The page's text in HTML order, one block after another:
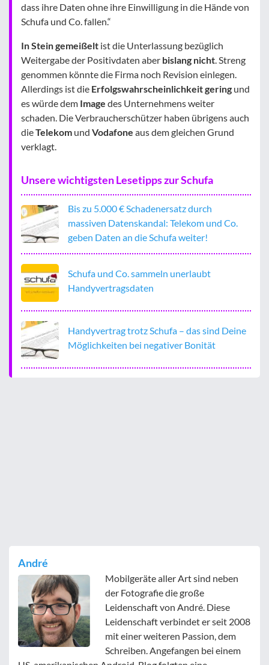
dass ihre Daten ohne ihre Einwilligung in die Hände von
Schufa und Co. fallen.“
In Stein gemeißelt ist die Unterlassung bezüglich
Weitergabe der Positivdaten aber bislang nicht. Streng
genommen könnte die Firma noch Revision einlegen.
Allerdings ist die Erfolgswahrscheinlichkeit gering und
es würde dem Image des Unternehmens weiter
schaden. Die Verbraucherschützer haben übrigens auch
dieTelekom und Vodafone aus dem gleichen Grund
verklagt.
Unsere wichtigsten Lesetipps zur Schufa
Bis zu 5.000 € Schadenersatz durch
massiven Datenskandal: Telekom und Co.
geben Daten an die Schufa weiter!
Schufa und Co. sammeln unerlaubt
Handyvertragsdaten
Handyvertrag trotz Schufa – das sind Deine
Möglichkeiten bei negativer Bonität
André
Mobilgeräte aller Art sind neben
der Fotografie die große
Leidenschaft von André. Diese
Leidenschaft verbindet er seit 2008
mit einer weiteren Passion, dem
Schreiben. Angefangen bei einem